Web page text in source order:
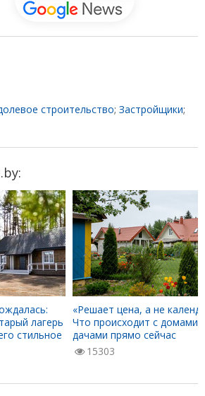
строительство; Застройщики;
лагерь
стильное
«Решает цена, а не
Что происходит с домами
дачами прямо сейчас
15303